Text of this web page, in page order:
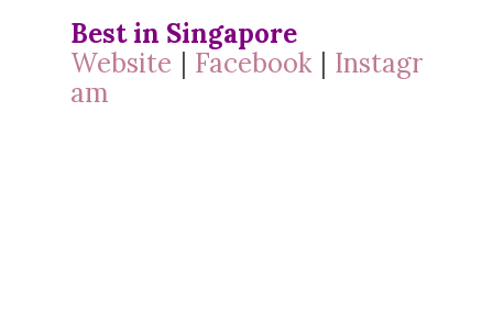
Best in Singapore
Website | Facebook| Instagr
am